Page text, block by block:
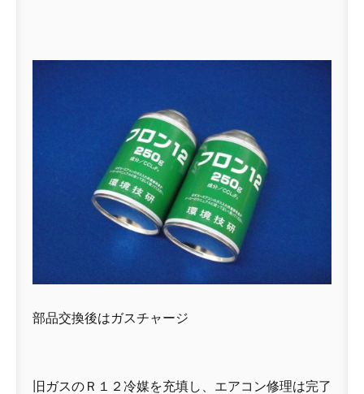
部品交換後はガスチャージ
旧ガスのＲ１２冷媒を充填し、エアコン修理は完了